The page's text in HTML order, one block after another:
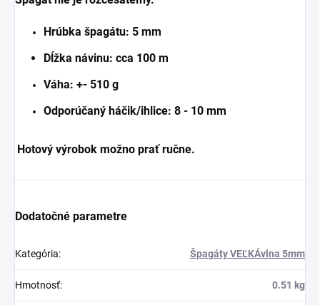
Hrúbka špagátu: 5 mm
Dĺžka návinu: cca 100 m
Váha: +- 510 g
Odporúčaný háčik/ihlice: 8 - 10 mm
Hotový výrobok možno prať ručne.
Dodatočné parametre
Kategória: Špagáty VEĽKÁvlna 5mm
Hmotnosť: 0.51 kg